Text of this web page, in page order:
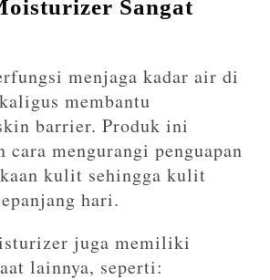
Sangat
menjaga kadar air di
membantu
barrier. Produk ini
cara mengurangi penguapan
kulit sehingga kulit
hari.
juga memiliki
lainnya, seperti: